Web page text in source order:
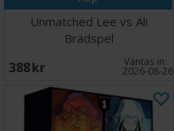
Unmatched Lee vs Ali
Brädspel
388 SEK Väntas in:
2026-08-26